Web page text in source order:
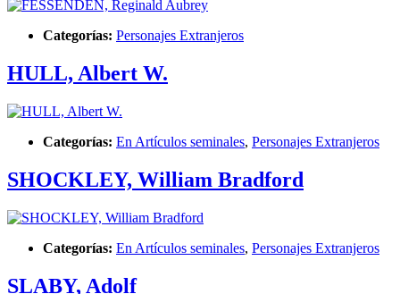
Categorías: Personajes Extranjeros
HULL, Albert W.
Categorías: En Artículos seminales, Personajes Extranjeros
SHOCKLEY, William Bradford
Categorías: En Artículos seminales, Personajes Extranjeros
SLABY, Adolf